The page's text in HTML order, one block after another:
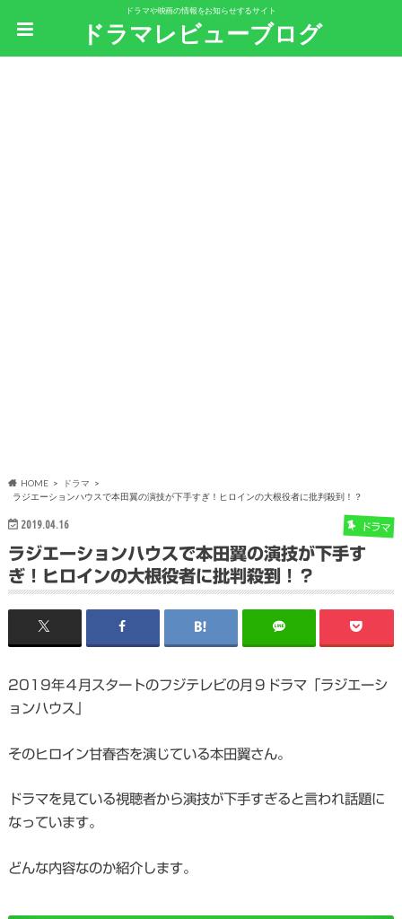
ドラマや映画の情報をお知らせするサイト
ドラマレビューブログ
HOME
ドラマ
ラジエーションハウスで本田翼の演技が下手すぎ！ヒロインの大根役者に批判殺到！？
2019.04.16 ドラマ
ラジエーションハウスで本田翼の演技が下手す
ぎ！ヒロインの大根役者に批判殺到！？
2019年４月スタートのフジテレビの月９ドラマ「ラジエーシ
ョンハウス」
そのヒロイン甘春杏を演じている本田翼さん。
ドラマを見ている視聴者から演技が下手すぎると言われ話題に
なっています。
どんな内容なのか紹介します。